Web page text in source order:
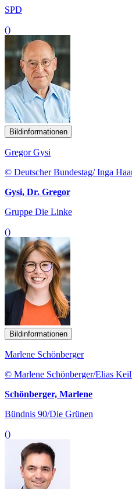
SPD
()
Bildinformationen
Gregor Gysi
© Deutscher Bundestag/ Inga
Gysi, Dr. Gregor
Gruppe Die Linke
()
Bildinformationen
Marlene Schönberger
© Marlene Schönberger/Elias
Schönberger, Marlene
Bündnis 90/Die Grünen
()